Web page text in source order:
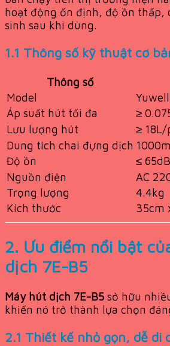
hoạt động ổn định, độ ồn thấp,
sinh sau khi dùng.
1.1 Thông số kỹ thuật cơ
Thông số
Model
Áp suất hút tối đa
≥
Lưu lượng hút
≥
Dung tích chai đựng dịch
Độ ồn
≤ 65dB
Nguồn điện
AC
Trọng lượng
4.4kg
Kích thước
35cm
2. Ưu điểm nổi bật
dịch 7E-B5
Máy hút dịch 7E-B5 sở hữu
khiến nó trở thành lựa chọn
2.1 Thiết kế nhỏ gọn, dễ di